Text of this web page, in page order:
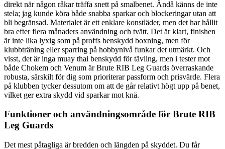
direkt när någon råkar träffa snett på smalbenet. Ändå känns de inte
stela; jag kunde köra både snabba sparkar och blockeringar utan att
bli begränsad. Materialet är ett enklare konstläder, men det har hållit
bra efter flera månaders användning och tvätt. Det är klart, finishen
är inte lika lyxig som på proffs benskydd boxning, men för
klubbträning eller sparring på hobbynivå funkar det utmärkt. Och
visst, det är inga muay thai benskydd för tävling, men i tester mot
både Chokem och Venum är Brute RIB Leg Guards överraskande
robusta, särskilt för dig som prioriterar passform och prisvärde. Flera
på klubben tycker dessutom om att de går relativt högt upp på benet,
vilket ger extra skydd vid sparkar mot knä.
Funktioner och användningsområde för Brute RIB
Leg Guards
Det mest påtagliga är bredden och längden på skyddet. Du får